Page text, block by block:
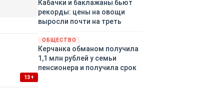
13+
Кабачки и баклажаны бьют
рекорды: цены на овощи
выросли почти на треть
ОБЩЕСТВО
Керчанка обманом получила
1,1 млн рублей у семьи
пенсионера и получила срок